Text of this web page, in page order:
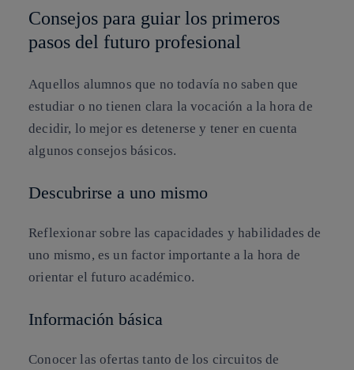
Consejos para guiar los primeros
pasos del futuro profesional
Aquellos alumnos que no todavía no saben que
estudiar o no tienen clara la vocación a la hora de
decidir, lo mejor es detenerse y tener en cuenta
algunos consejos básicos.
Descubrirse a uno mismo
Reflexionar sobre las capacidades y habilidades de
uno mismo, es un factor importante a la hora de
orientar el futuro académico.
Información básica
Conocer las ofertas tanto de los circuitos de